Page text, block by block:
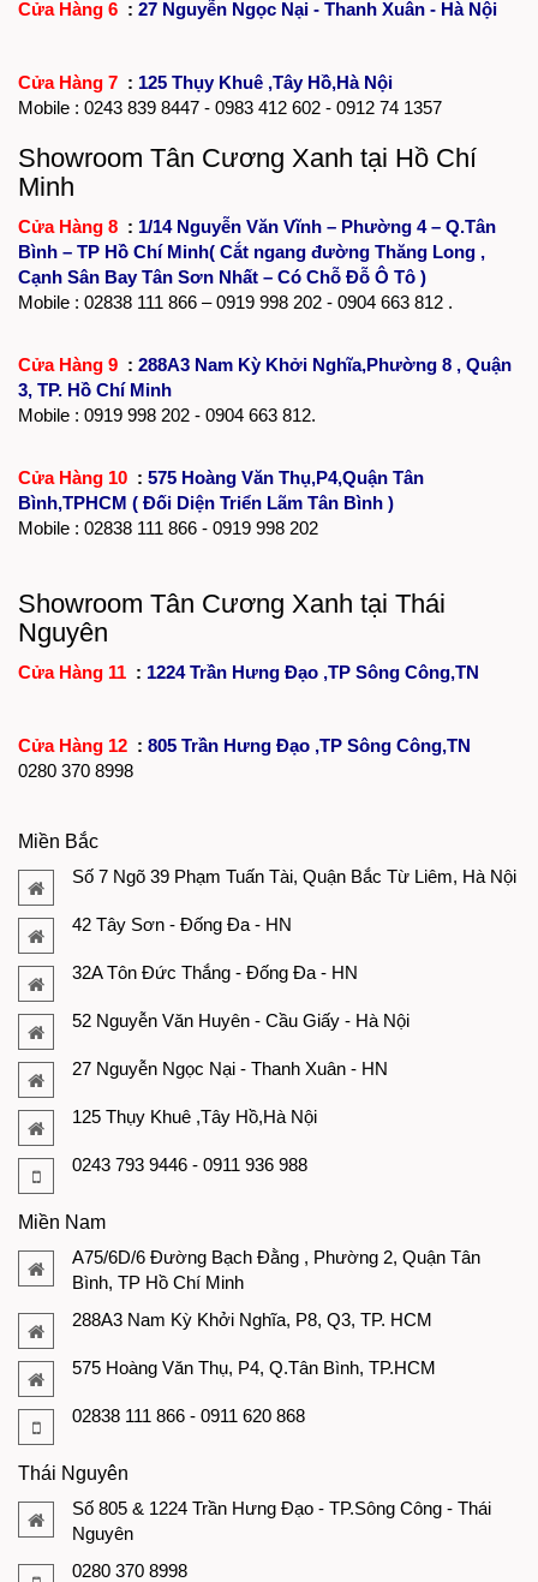
Cửa Hàng 6 : 27 Nguyễn Ngọc Nại - Thanh Xuân - Hà Nội
Cửa Hàng 7 : 125 Thụy Khuê ,Tây Hồ,Hà Nội
Mobile : 0243 839 8447 - 0983 412 602 - 0912 74 1357
Showroom Tân Cương Xanh tại Hồ Chí
Minh
Cửa Hàng 8 : 1/14 Nguyễn Văn Vĩnh – Phường 4 – Q.Tân
Bình – TP Hồ Chí Minh( Cắt ngang đường Thăng Long ,
Cạnh Sân Bay Tân Sơn Nhất – Có Chỗ Đỗ Ô Tô )
Mobile : 02838 111 866 – 0919 998 202 - 0904 663 812 .
Cửa Hàng 9 : 288A3 Nam Kỳ Khởi Nghĩa,Phường 8 , Quận
3, TP. Hồ Chí Minh
Mobile : 0919 998 202 - 0904 663 812.
Cửa Hàng 10 : 575 Hoàng Văn Thụ,P4,Quận Tân
Bình,TPHCM ( Đối Diện Triển Lãm Tân Bình )
Mobile : 02838 111 866 - 0919 998 202
Showroom Tân Cương Xanh tại Thái
Nguyên
Cửa Hàng 11 : 1224 Trần Hưng Đạo ,TP Sông Công,TN
Cửa Hàng 12 : 805 Trần Hưng Đạo ,TP Sông Công,TN
0280 370 8998
Miền Bắc
Số 7 Ngõ 39 Phạm Tuấn Tài, Quận Bắc Từ Liêm, Hà Nội
42 Tây Sơn - Đống Đa - HN
32A Tôn Đức Thắng - Đống Đa - HN
52 Nguyễn Văn Huyên - Cầu Giấy - Hà Nội
27 Nguyễn Ngọc Nại - Thanh Xuân - HN
125 Thụy Khuê ,Tây Hồ,Hà Nội
0243 793 9446 - 0911 936 988
Miền Nam
A75/6D/6 Đường Bạch Đằng , Phường 2, Quận Tân
Bình, TP Hồ Chí Minh
288A3 Nam Kỳ Khởi Nghĩa, P8, Q3, TP. HCM
575 Hoàng Văn Thụ, P4, Q.Tân Bình, TP.HCM
02838 111 866 - 0911 620 868
Thái Nguyên
Số 805 & 1224 Trần Hưng Đạo - TP.Sông Công - Thái
Nguyên
0280 370 8998